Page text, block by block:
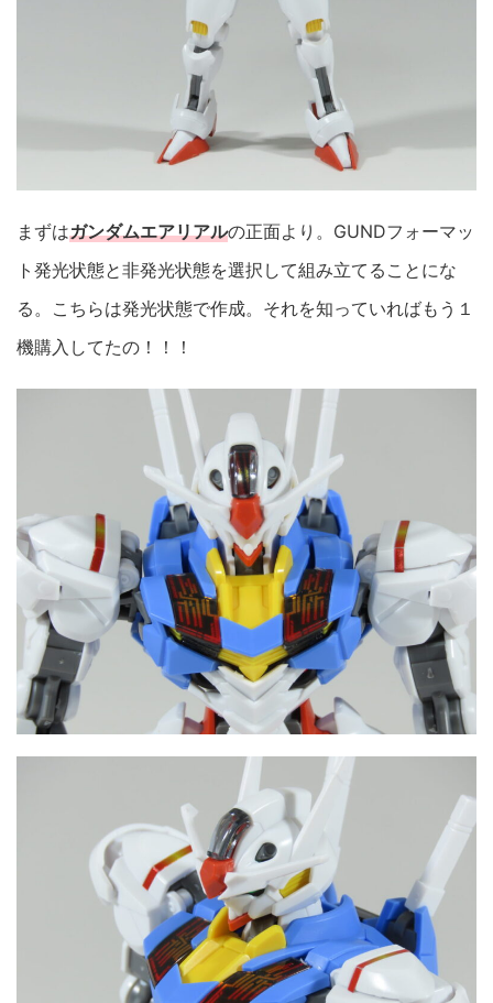
まずはガンダムエアリアルの正面より。GUNDフォーマッ
ト発光状態と非発光状態を選択して組み立てることにな
る。こちらは発光状態で作成。それを知っていればもう１
機購入してたの！！！